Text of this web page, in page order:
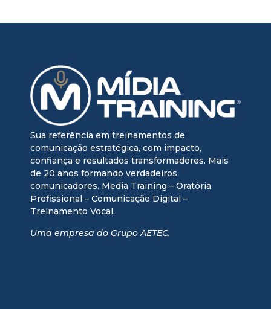
Sua referência em treinamentos de
comunicação estratégica, com impacto,
confiança e resultados transformadores. Mais
de 20 anos formando verdadeiros
comunicadores. Media Training – Oratória
Profissional – Comunicação Digital –
Treinamento Vocal.
Uma empresa do Grupo AETEC.